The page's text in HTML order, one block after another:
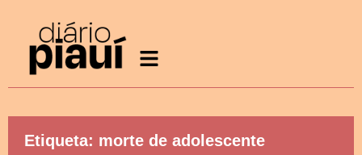
Etiqueta: morte de adolescente